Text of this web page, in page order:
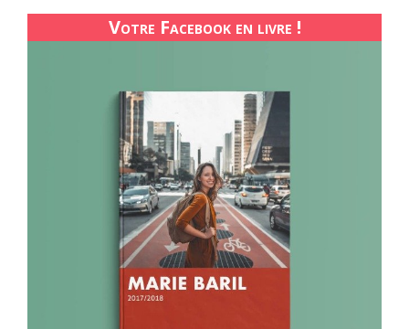
Votre Facebook en livre !